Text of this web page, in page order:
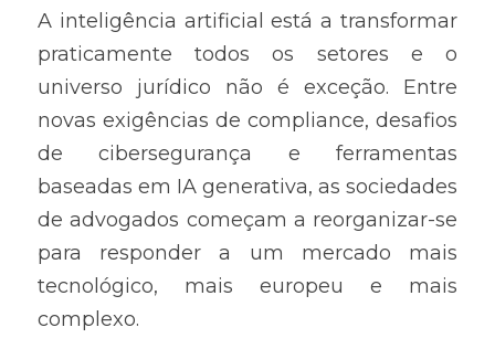
A inteligência artificial está a transformar
praticamente todos os setores e o
universo jurídico não é exceção. Entre
novas exigências de compliance, desafios
de cibersegurança e ferramentas
baseadas em IA generativa, as sociedades
de advogados começam a reorganizar-se
para responder a um mercado mais
tecnológico, mais europeu e mais
complexo.